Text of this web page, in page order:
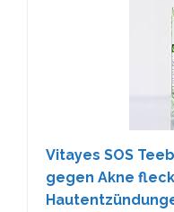
Vitayes SOS
gegen Akne